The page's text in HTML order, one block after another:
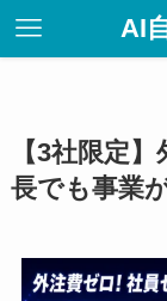
AI
【3社限定
長でも事業